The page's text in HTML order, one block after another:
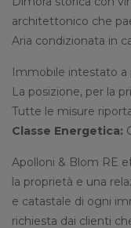
architettonico che
Aria condizionata in
Immobile intestato a
La posizione, per la
Tutte le misure
Classe Energetica:
Apolloni & Blom RE
la proprietà e una
e catastale di ogni
richiesta dai clienti